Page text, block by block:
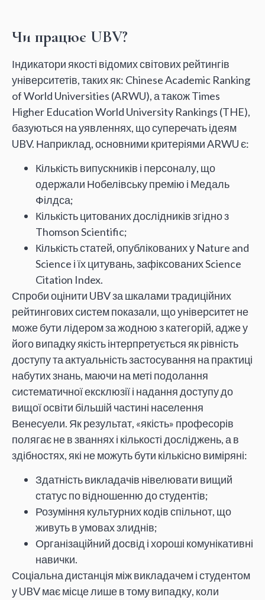
Чи працює UBV?
Індикатори якості відомих світових рейтингів
університетів, таких як: Chinese Academic Ranking
of World Universities (ARWU), а також Times
Higher Education World University Rankings (THE),
базуються на уявленнях, що суперечать ідеям
UBV. Наприклад, основними критеріями ARWU є:
Кількість випускників і персоналу, що
одержали Нобелівську премію і Медаль
Філдса;
Кількість цитованих дослідників згідно з
Thomson Scientific;
Кількість статей, опублікованих у Nature and
Science і їх цитувань, зафіксованих Science
Citation Index.
Спроби оцінити UBV за шкалами традиційних
рейтингових систем показали, що університет не
може бути лідером за жодною з категорій, адже у
його випадку якість інтерпретується як рівність
доступу та актуальність застосування на практиці
набутих знань, маючи на меті подолання
систематичної ексклюзії і надання доступу до
вищої освіти більшій частині населення
Венесуели. Як результат, «якість» професорів
полягає не в званнях і кількості досліджень, а в
здібностях, які не можуть бути кількісно виміряні:
Здатність викладачів нівелювати вищий
статус по відношенню до студентів;
Розуміння культурних кодів спільнот, що
живуть в умовах злиднів;
Організаційний досвід і хороші комунікативні
навички.
Соціальна дистанція між викладачем і студентом
у UBV має місце лише в тому випадку, коли